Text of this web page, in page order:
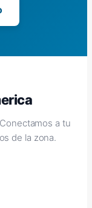
a tu
de la zona.